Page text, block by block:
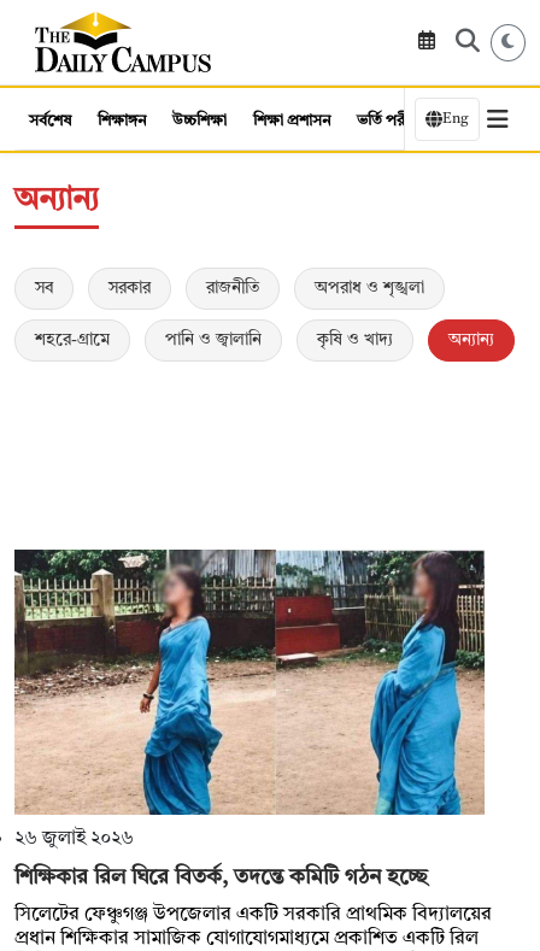
সর্বশেষ শিক্ষাঙ্গন উচ্চশিক্ষা শিক্ষা প্রশাসন ভর্তি পরীক্ষা কর্মসংস্থান
Eng
অন্যান্য
সব সরকার রাজনীতি অপরাধ ও শৃঙ্খলা
শহরে-গ্রামে পানি ও জ্বালানি কৃষি ও খাদ্য অন্যান্য
২৬ জুলাই ২০২৬
শিক্ষিকার রিল ঘিরে বিতর্ক, তদন্তে কমিটি গঠন হচ্ছে
সিলেটের ফেঞ্চুগঞ্জ উপজেলার একটি সরকারি প্রাথমিক বিদ্যালয়ের
প্রধান শিক্ষিকার সামাজিক যোগাযোগমাধ্যমে প্রকাশিত একটি রিল